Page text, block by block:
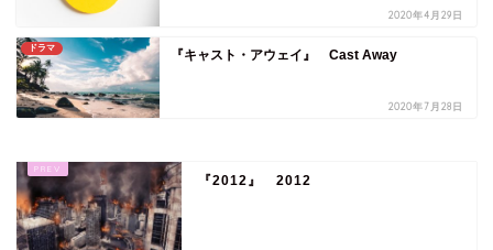
2020年4月29日
ドラマ 『キャスト・アウェイ』 Cast Away
2020年7月28日
『2012』 2012